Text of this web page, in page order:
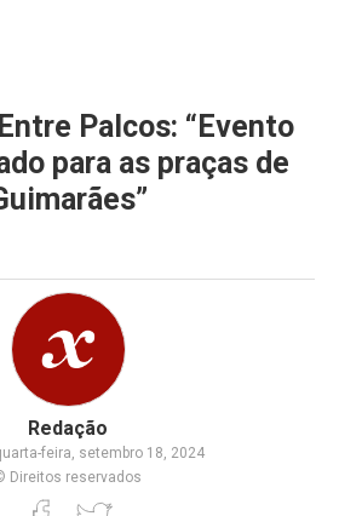
Palcos: “Evento
para as praças de
Redação
feira, setembro 18, 2024
Direitos reservados